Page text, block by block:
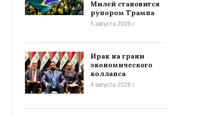
Милей становится
рупором Трампа
5 августа 2026 г.
Ирак на грани
экономического
коллапса
4 августа 2026 г.